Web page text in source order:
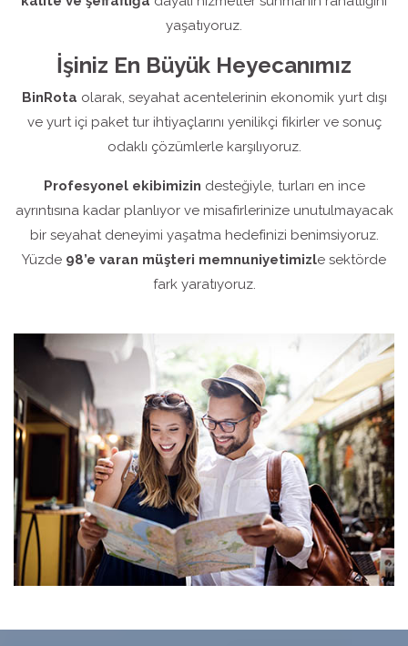
yaşatıyoruz.
İşiniz En Büyük Heyecanımız
BinRota olarak, seyahat acentelerinin ekonomik yurt dışı
ve yurt içi paket tur ihtiyaçlarını yenilikçi fikirler ve sonuç
odaklı çözümlerle karşılıyoruz.
Profesyonel ekibimizin desteğiyle, turları en ince
ayrıntısına kadar planlıyor ve misafirlerinize unutulmayacak
bir seyahat deneyimi yaşatma hedefinizi benimsiyoruz.
Yüzde 98’e varan müşteri memnuniyetimizle sektörde
fark yaratıyoruz.